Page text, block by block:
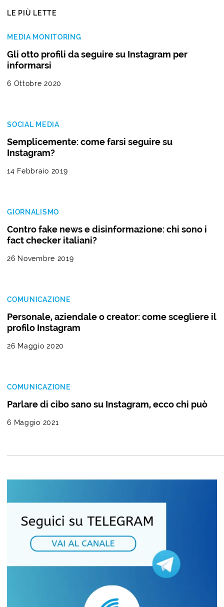
LE PIÙ LETTE
MEDIA MONITORING
Gli otto profili da seguire su Instagram per
informarsi
6 Ottobre 2020
SOCIAL MEDIA
Semplicemente: come farsi seguire su
Instagram?
14 Febbraio 2019
GIORNALISMO
Contro fake news e disinformazione: chi sono i
fact checker italiani?
26 Novembre 2019
COMUNICAZIONE
Personale, aziendale o creator: come scegliere il
profilo Instagram
26 Maggio 2020
COMUNICAZIONE
Parlare di cibo sano su Instagram, ecco chi può
6 Maggio 2021